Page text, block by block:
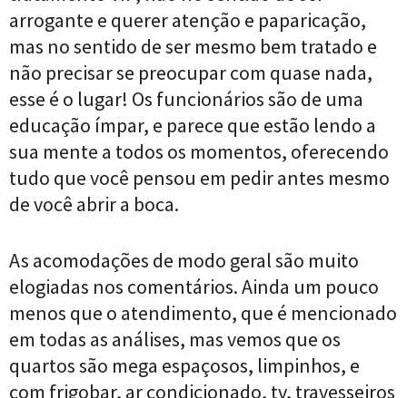
arrogante e querer atenção e paparicação,
mas no sentido de ser mesmo bem tratado e
não precisar se preocupar com quase nada,
esse é o lugar! Os funcionários são de uma
educação ímpar, e parece que estão lendo a
sua mente a todos os momentos, oferecendo
tudo que você pensou em pedir antes mesmo
de você abrir a boca.
As acomodações de modo geral são muito
elogiadas nos comentários. Ainda um pouco
menos que o atendimento, que é mencionado
em todas as análises, mas vemos que os
quartos são mega espaçosos, limpinhos, e
com frigobar, ar condicionado, tv, travesseiros